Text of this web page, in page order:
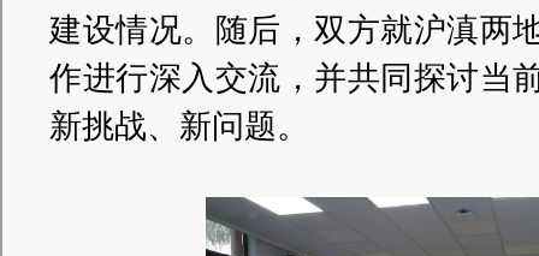
建设情况。随后，双方就沪滇两
作进行深入交流，并共同探讨当
新挑战、新问题。